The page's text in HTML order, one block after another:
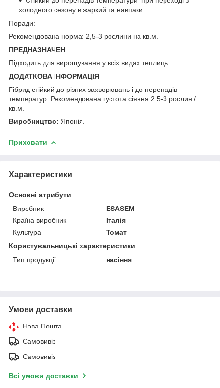
холодного сезону в жаркий та навпаки.
Поради:
Рекомендована норма: 2,5-3 рослини на кв.м.
ПРЕДНАЗНАЧЕН
Підходить для вирощування у всіх видах теплиць.
ДОДАТКОВА ІНФОРМАЦІЯ
Гібрид стійкий до різних захворювань і до перепадів
температур. Рекомендована густота сіяння 2.5-3 рослин /
кв.м.
Виробництво: Японія.
Приховати
Характеристики
Основні атрибути
Виробник
ESASEM
Країна виробник
Італія
Культура
Томат
Користувальницькі характеристики
Тип продукції
насіння
Умови доставки
Нова Пошта
Самовивіз
Самовивіз
Всі умови доставки